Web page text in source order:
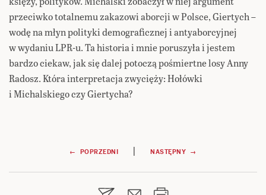
przeciwko totalnemu zakazowi aborcji w Polsce, Giertych –
wodę na młyn polityki demograficznej i antyaborcyjnej
w wydaniu LPR-u. Ta historia i mnie poruszyła i jestem
bardzo ciekaw, jak się dalej potoczą pośmiertne losy Anny
Radosz. Która interpretacja zwycięży: Hołówki
i Michalskiego czy Giertycha?
Nawigacja
wpisu
← POPRZEDNI | NASTĘPNY →